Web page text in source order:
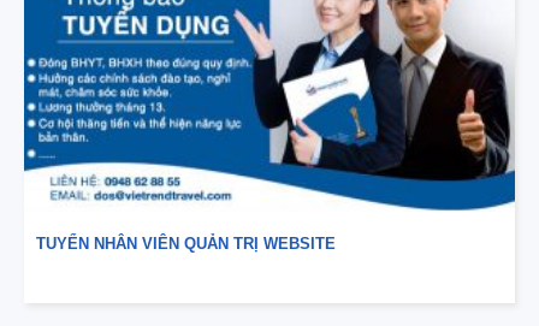
TUYỂN NHÂN VIÊN QUẢN TRỊ WEBSITE